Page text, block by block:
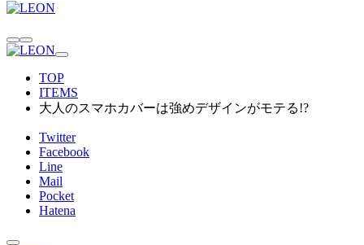
TOP
ITEMS
大人のスマホカバーは強めデザインがモテる!?
Twitter
Facebook
Line
Mail
Pocket
Hatena